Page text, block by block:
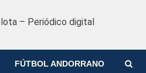
FÚTBOL ANDORRANO